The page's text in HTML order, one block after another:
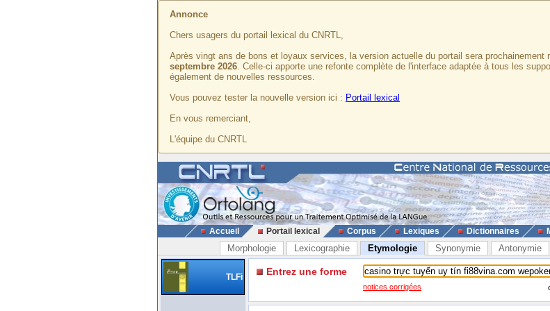
Annonce
Chers usagers du portail lexical du CNRTL,
Après vingt ans de bons et loyaux services, la version actuelle du portail sera prochainement
septembre 2026. Celle-ci apporte une refonte complète de l'interface adaptée à tous les
également de nouvelles ressources.
Vous pouvez tester la nouvelle version ici : Portail lexical
En vous remerciant,
L'équipe du CNRTL
Accueil Portail lexical Corpus Lexiques Dictionnaires
Morphologie Lexicographie Etymologie Synonymie Antonymie
TLFi Entrez une forme
notices corrigées